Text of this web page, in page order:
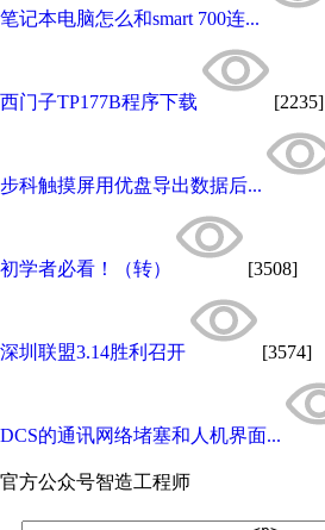
笔记本电脑怎么和smart 700连...
西门子TP177B程序下载 [2235]
步科触摸屏用优盘导出数据后...
初学者必看！（转） [3508]
深圳联盟3.14胜利召开 [3574]
DCS的通讯网络堵塞和人机界面...
官方公众号智造工程师